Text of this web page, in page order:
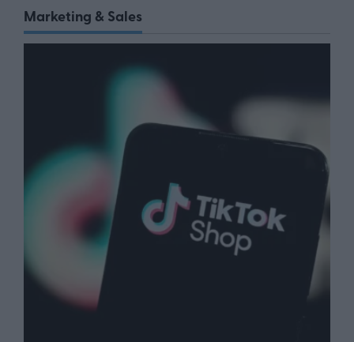
Marketing & Sales